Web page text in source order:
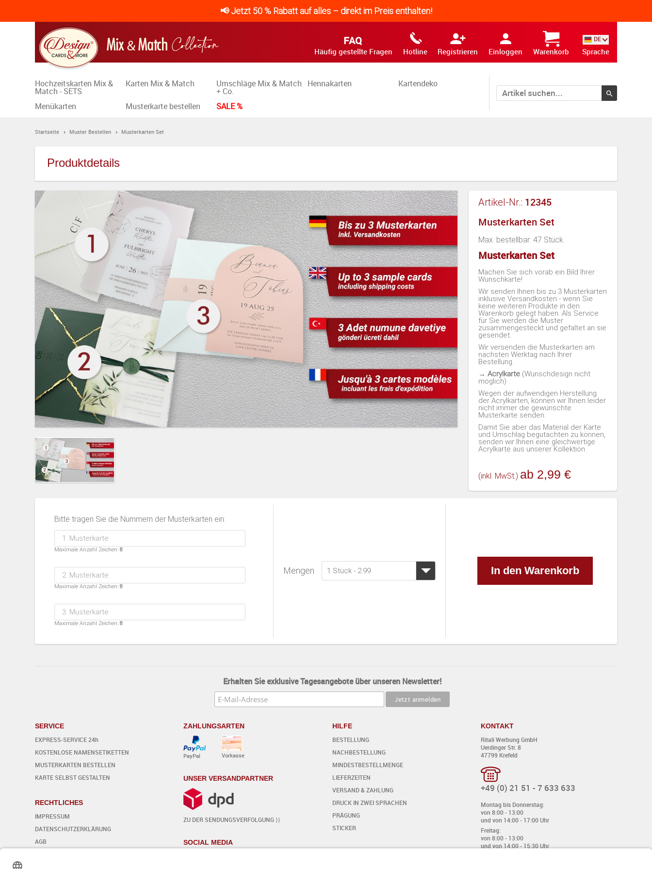
📢 Jetzt 50 % Rabatt auf alles – direkt im Preis enthalten!
FAQ
Häufig gestellte Fragen Hotline Registrieren Einloggen Warenkorb
DE
Sprache
Hochzeitskarten Mix &
Match - SETS
Karten Mix & Match Umschläge Mix & Match
+ Co.
Hennakarten Kartendeko
Menükarten Musterkarte bestellen SALE %
Startseite Muster Bestellen Musterkarten Set
Produktdetails
Artikel-Nr.: 12345
Musterkarten Set
Max. bestellbar: 47 Stück.
Musterkarten Set
Machen Sie sich vorab ein Bild Ihrer
Wunschkarte!
Wir senden Ihnen bis zu 3 Musterkarten
inklusive Versandkosten - wenn Sie
keine weiteren Produkte in den
Warenkorb gelegt haben. Als Service
für Sie werden die Muster
zusammengesteckt und gefaltet an sie
gesendet.
Wir versenden die Musterkarten am
nächsten Werktag nach Ihrer
Bestellung.
→ Acrylkarte (Wunschdesign nicht
möglich)
Wegen der aufwendigen Herstellung
der Acrylkarten, können wir Ihnen leider
nicht immer die gewünschte
Musterkarte senden.
Damit Sie aber das Material der Karte
und Umschlag begutachten zu können,
senden wir Ihnen eine gleichwertige
Acrylkarte aus unserer Kollektion.
(inkl. MwSt.) ab 2,99 €
Bitte tragen Sie die Nummern der Musterkarten ein:
Maximale Anzahl Zeichen: 8
Maximale Anzahl Zeichen: 8
Maximale Anzahl Zeichen: 8
Mengen 1 Stück - 2.99 In den Warenkorb
Erhalten Sie exklusive Tagesangebote über unseren Newsletter!
SERVICE
EXPRESS-SERVICE 24h
KOSTENLOSE NAMENSETIKETTEN
MUSTERKARTEN BESTELLEN
KARTE SELBST GESTALTEN
RECHTLICHES
IMPRESSUM
DATENSCHUTZERKLÄRUNG
AGB
ZAHLUNGSARTEN
PayPal Vorkasse
UNSER VERSANDPARTNER
ZU DER SENDUNGSVERFOLGUNG ⟩⟩
SOCIAL MEDIA
HILFE
BESTELLUNG
NACHBESTELLUNG
MINDESTBESTELLMENGE
LIEFERZEITEN
VERSAND & ZAHLUNG
DRUCK IN ZWEI SPRACHEN
PRÄGUNG
STICKER
KONTAKT
Ritali Werbung GmbH
Uerdinger Str. 8
47799 Krefeld
+49 (0) 21 51 - 7 633 633
Montag bis Donnerstag:
von 8:00 - 13:00
und von 14:00 - 17:00 Uhr
Freitag:
von 8:00 - 13:00
und von 14:00 - 15:30 Uhr